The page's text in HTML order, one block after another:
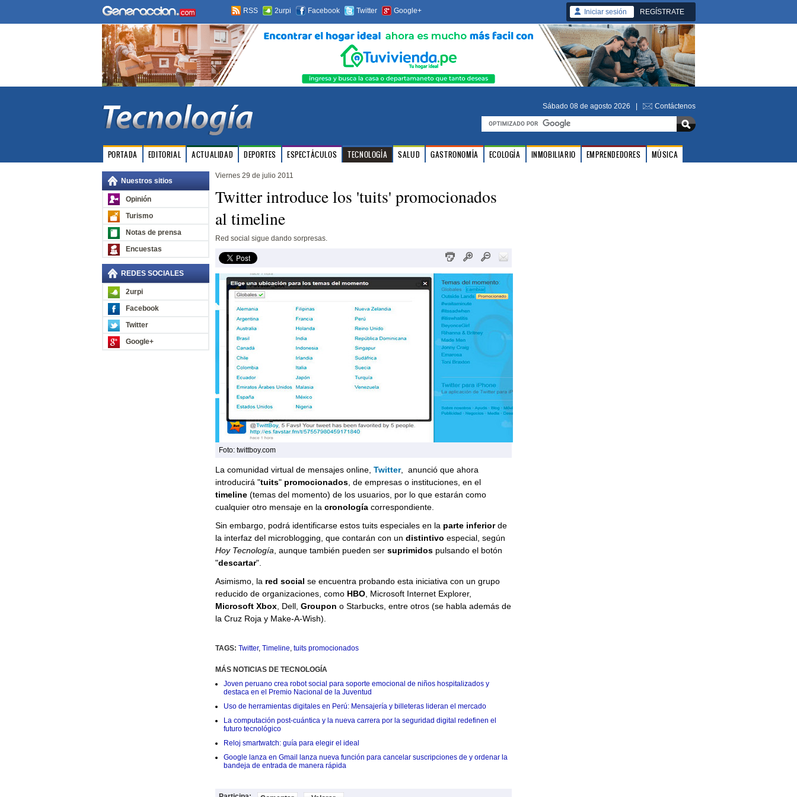
RSS 2urpi Facebook Twitter Google+ Iniciar sesión REGÍSTRATE
Sábado 08 de agosto 2026 | Contáctenos
PORTADA EDITORIAL ACTUALIDAD DEPORTES ESPECTÁCULOS TECNOLOGÍA SALUD GASTRONOMÍA ECOLOGÍA INMOBILIARIO EMPRENDEDORES MÚSICA
Nuestros sitios
Opinión
Turismo
Notas de prensa
Encuestas
REDES SOCIALES
2urpi
Facebook
Twitter
Google+
Viernes 29 de julio 2011
Twitter introduce los 'tuits' promocionados
al timeline
Red social sigue dando sorpresas.
Foto: twittboy.com
La comunidad virtual de mensajes online, Twitter, anunció que ahora
introducirá "tuits" promocionados, de empresas o instituciones, en el
timeline (temas del momento) de los usuarios, por lo que estarán como
cualquier otro mensaje en la cronología correspondiente.
Sin embargo, podrá identificarse estos tuits especiales en la parte inferiorde
la interfaz del microblogging, que contarán con un distintivo especial, según
Hoy Tecnología , aunque también pueden ser suprimidos pulsando el botón
"descartar".
Asimismo, la red social se encuentra probando esta iniciativa con un grupo
reducido de organizaciones, como HBO, Microsoft Internet Explorer,
Microsoft Xbox, Dell, Groupon o Starbucks, entre otros (se habla además de
la Cruz Roja y Make-A-Wish).
TAGS: Twitter, Timeline, tuits promocionados
MÁS NOTICIAS DE TECNOLOGÍA
Joven peruano crea robot social para soporte emocional de niños hospitalizados y
destaca en el Premio Nacional de la Juventud
Uso de herramientas digitales en Perú: Mensajería y billeteras lideran el mercado
La computación post-cuántica y la nueva carrera por la seguridad digital redefinen el
futuro tecnológico
Reloj smartwatch: guía para elegir el ideal
Google lanza en Gmail lanza nueva función para cancelar suscripciones de y ordenar la
bandeja de entrada de manera rápida